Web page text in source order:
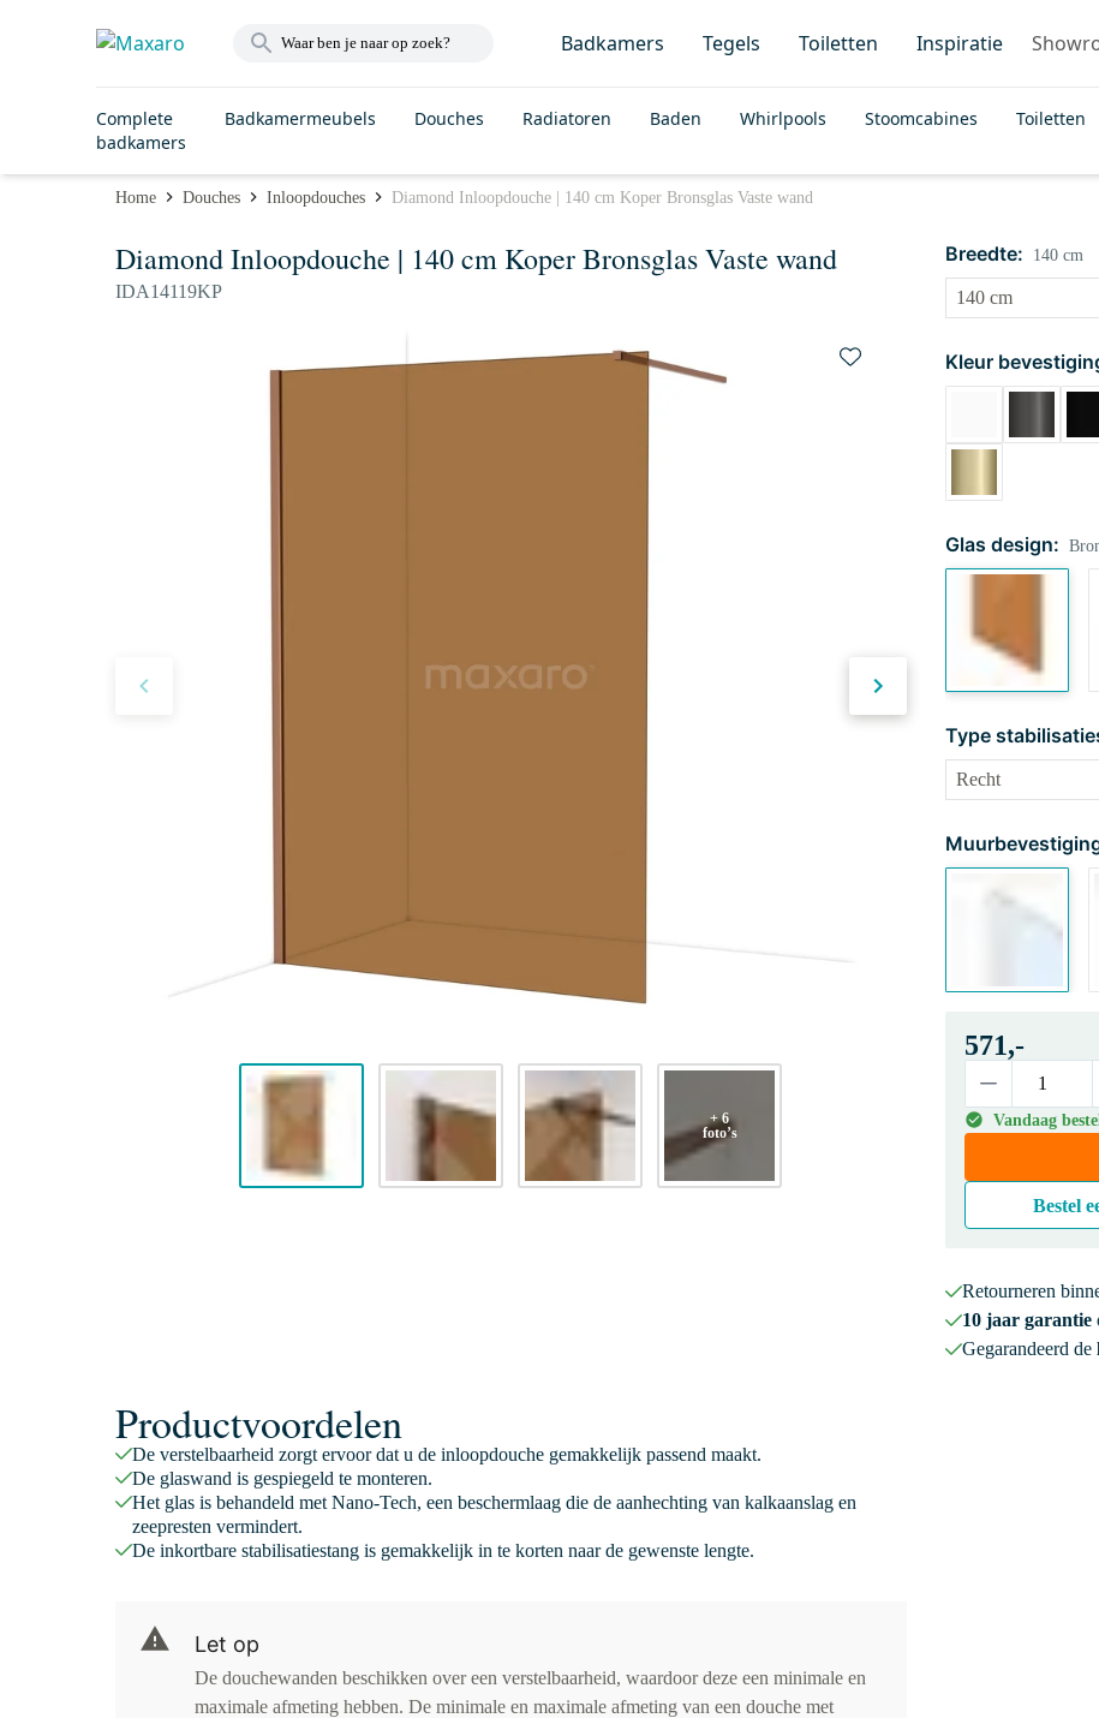
Badkamers Tegels Toiletten Inspiratie
Complete
badkamers
Badkamermeubels Douches Radiatoren Baden Whirlpools Stoomcabines Toiletten
Home Douches Inloopdouches Diamond Inloopdouche | 140 cm Koper Bronsglas Vaste wand
Diamond Inloopdouche | 140 cm Koper Bronsglas Vaste wand
IDA14119KP
+ 6
foto’s
Breedte: 140 cm
Kleur
Glas design:
Type
571,-
Vandaag
Bestel
Retourneren
10 jaar garantie
Gegarandeerd de
Productvoordelen
De verstelbaarheid zorgt ervoor dat u de inloopdouche gemakkelijk passend maakt.
De glaswand is gespiegeld te monteren.
Het glas is behandeld met Nano-Tech, een beschermlaag die de aanhechting van kalkaanslag en
zeepresten vermindert.
De inkortbare stabilisatiestang is gemakkelijk in te korten naar de gewenste lengte.
Let op
De douchewanden beschikken over een verstelbaarheid, waardoor deze een minimale en
maximale afmeting hebben. De minimale en maximale afmeting van een douche met